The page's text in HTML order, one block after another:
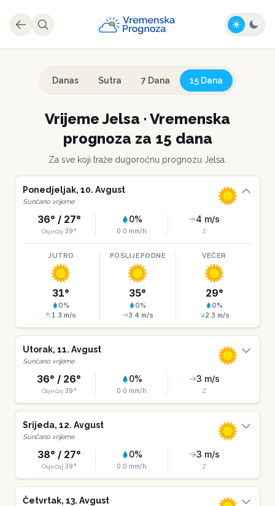
Danas Sutra 7 Dana 15 Dana
VrijemeJelsa · Vremenska
prognoza za 15 dana
Za sve koji traže dugoročnu prognozu Jelsa
Ponedjeljak, 10. Avgust
Sunčano vrijeme
36° / 27°
Osjećaj 39°
0%
0.0 mm/h
4 m/s
Z
JUTRO
31°
0%
1.3 m/s
POSLIJEPODNE
35°
0%
3.4 m/s
VEČER
29°
0%
2.3 m/s
Utorak, 11. Avgust
Sunčano vrijeme
36° / 26°
Osjećaj 39°
0%
0.0 mm/h
3 m/s
Z
Srijeda, 12. Avgust
Sunčano vrijeme
38° / 27°
Osjećaj 39°
0%
0.0 mm/h
3 m/s
Z
Četvrtak, 13. Avgust